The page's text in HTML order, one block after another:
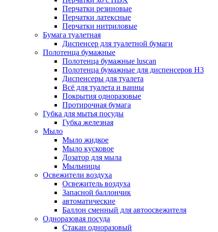
Перчатки резиновые
Перчатки латексные
Перчатки нитриловые
Бумага туалетная
Диспенсер для туалетной бумаги
Полотенца бумажные
Полотенца бумажные luscan
Полотенца бумажные для диспенсеров H3
Диспенсеры для туалета
Всё для туалета и ванны
Покрытия одноразовые
Протирочная бумага
Губка для мытья посуды
Губка железная
Мыло
Мыло жидкое
Мыло кусковое
Дозатор для мыла
Мыльницы
Освежители воздуха
Освежитель воздуха
Запасной баллончик
автоматические
Баллон сменный для автоосвежителя
Одноразовая посуда
Стакан одноразовый